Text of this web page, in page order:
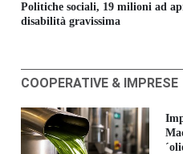
Politiche sociali, 19 milioni ad
disabilità gravissima
COOPERATIVE & IMPRESE